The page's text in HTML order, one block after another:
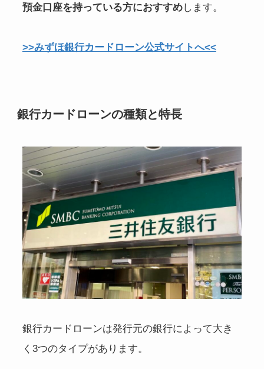
預金口座を持っている方におすすめします。
>>みずほ銀行カードローン公式サイトへ<<
銀行カードローンの種類と特長
銀行カードローンは発行元の銀行によって大き
く3つのタイプがあります。